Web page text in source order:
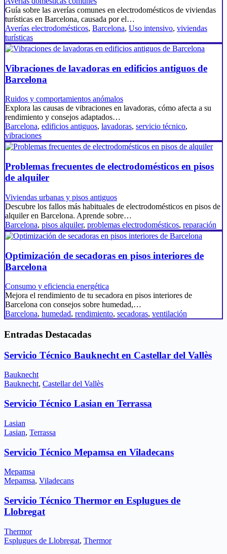
Guía sobre las averías comunes en electrodomésticos de viviendas
turísticas en Barcelona, causada por el…
Averías electrodomésticos, Barcelona, Uso intensivo, viviendas
turísticas
Vibraciones de lavadoras en edificios antiguos de
Barcelona
Ruidos y comportamientos anómalos
Explora las causas de vibraciones en lavadoras, cómo afecta a su
rendimiento y consejos adaptados…
Barcelona, edificios antiguos, lavadoras, servicio técnico,
vibraciones
Problemas frecuentes de electrodomésticos en pisos
de alquiler
Viviendas urbanas y pisos antiguos
Descubre los fallos más habituales de electrodomésticos en pisos de
alquiler en Barcelona. Aprende sobre…
Barcelona, pisos alquiler, problemas electrodomésticos, reparación
Optimización de secadoras en pisos interiores de
Barcelona
Consumo y eficiencia energética
Mejora el rendimiento de tu secadora en pisos interiores de
Barcelona con consejos sobre humedad,…
Barcelona, humedad, rendimiento, secadoras, ventilación
Entradas Destacadas
Servicio Técnico Bauknecht en Castellar del Vallès
Bauknecht
Bauknecht, Castellar del Vallès
Servicio Técnico Lasian en Terrassa
Lasian
Lasian, Terrassa
Servicio Técnico Mepamsa en Viladecans
Mepamsa
Mepamsa, Viladecans
Servicio Técnico Thermor en Esplugues de
Llobregat
Thermor
Esplugues de Llobregat, Thermor